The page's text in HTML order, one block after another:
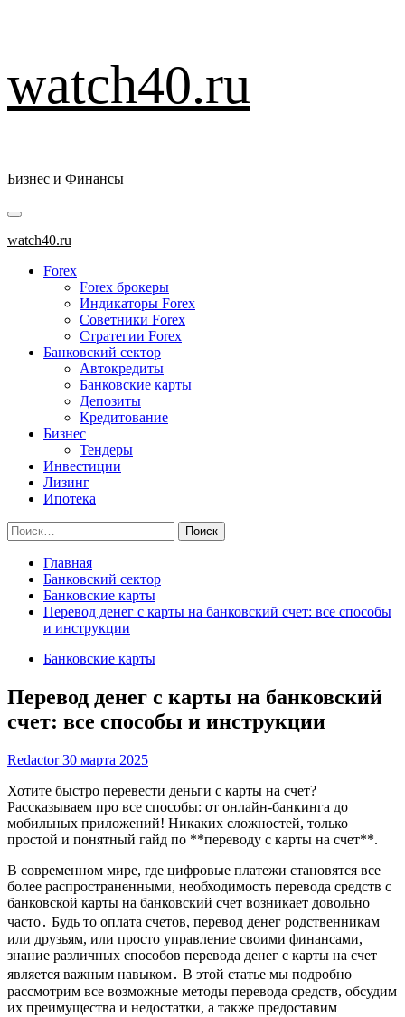
к
содержимому
watch40.ru
Бизнес и Финансы
Основное
меню
watch40.ru
Forex
Forex брокеры
Индикаторы Forex
Советники Forex
Стратегии Forex
Банковский сектор
Автокредиты
Банковские карты
Депозиты
Кредитование
Бизнес
Тендеры
Инвестиции
Лизинг
Ипотека
Найти:
Главная
Банковский сектор
Банковские карты
Перевод денег с карты на банковский счет: все способы
и инструкции
Банковские карты
Перевод денег с карты на банковский
счет: все способы и инструкции
Redactor30 марта 2025
Хотите быстро перевести деньги с карты на счет?
Рассказываем про все способы: от онлайн-банкинга до
мобильных приложений! Никаких сложностей, только
простой и понятный гайд по **переводу с карты на счет**.
В современном мире, где цифровые платежи становятся все
более распространенными, необходимость перевода средств с
банковской карты на банковский счет возникает довольно
часто․ Будь то оплата счетов, перевод денег родственникам
или друзьям, или просто управление своими финансами,
знание различных способов перевода денег с карты на счет
является важным навыком․ В этой статье мы подробно
рассмотрим все возможные методы перевода средств, обсудим
их преимущества и недостатки, а также предоставим